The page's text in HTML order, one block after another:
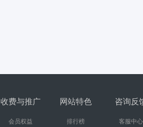
收费与推广
会员权益
网站特色
排行榜
咨询反
客服中心